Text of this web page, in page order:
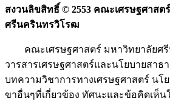
สงวนลิขสิทธิ์ © 2553 คณะเศรษฐศาสต
ศรีนครินทรวิโรฒ
คณะเศรษฐศาสตร์ มหาวิทยาลัยศรี
วารสารเศรษฐศาสตร์และนโยบายสาธ
บทความวิชาการทางเศรษฐศาสตร์ นโ
ขาอื่นๆที่เกี่ยวข้อง ทัศนะและข้อคิดเห็น